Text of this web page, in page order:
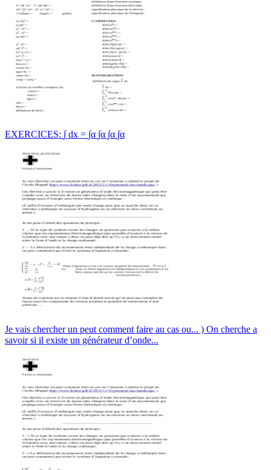
EXERCICES: ∫ dx = ∫α ∫α ∫α ∫α
Je vais chercher un peut comment faire au cas ou... ) On cherche a
savoir si il existe un générateur d’onde...